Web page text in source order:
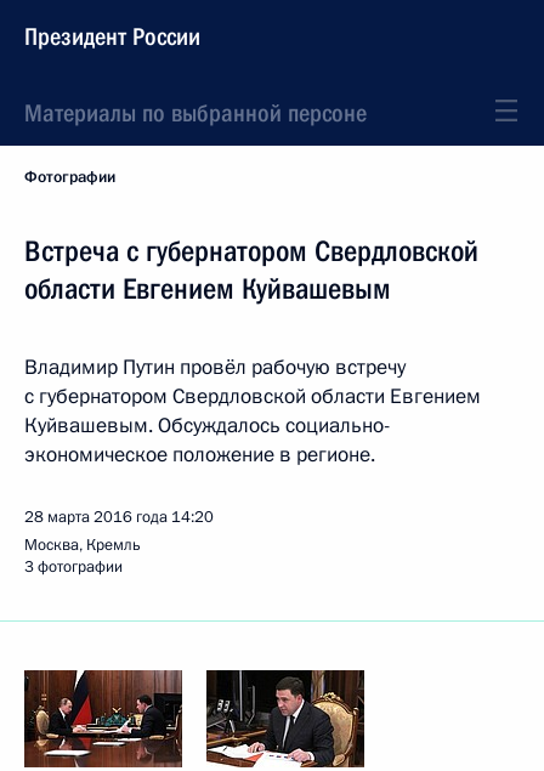
Президент России
Материалы по выбранной персоне
Фотографии
Встреча с губернатором Свердловской
области Евгением Куйвашевым
Владимир Путин провёл рабочую встречу
с губернатором Свердловской области Евгением
Куйвашевым. Обсуждалось социально-
экономическое положение в регионе.
28 марта 2016 года 14:20
Москва, Кремль
3 фотографии